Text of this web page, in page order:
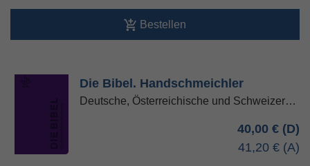
Bestellen
Die Bibel. Handschmeichler
Deutsche, Österreichische und Schweizer…
40,00 €
41,20 €